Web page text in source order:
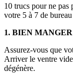
10 trucs pour ne pas
votre 5 à 7 de bureau
1. BIEN
Assurez-vous que
Arriver le ventre vide
dégénère.